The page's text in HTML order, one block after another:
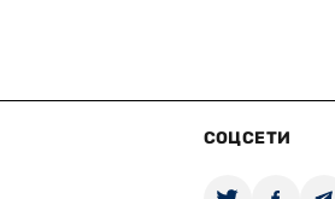
СОЦСЕТИ